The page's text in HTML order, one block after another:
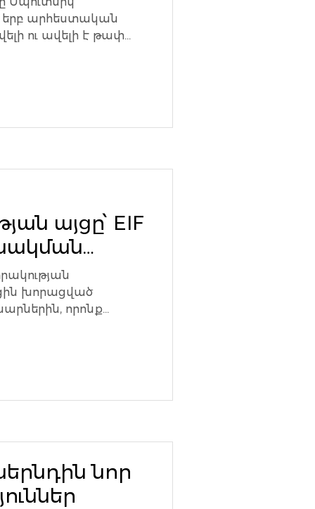
երբ արհեստական
ու ավելի է թափ
այցը՝ EIF
խորացված
որոնք
նոր